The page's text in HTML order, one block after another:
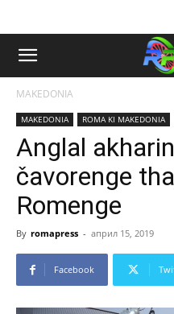
MAKEDONIA
MAKEDONIA ROMA KI MAKEDONIA
Anglal
čavorenge
Romenge
By romapress - април 15, 2019
Facebook